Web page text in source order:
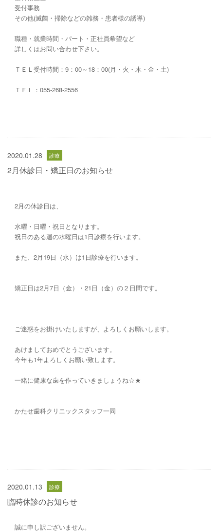
受付事務
その他(滅菌・掃除などの雑務・患者様の誘導)
職種・就業時間・パート・正社員希望など
詳しくはお問い合わせ下さい。
ＴＥＬ受付時間：9：00～18：00(月・火・木・金・土)
ＴＥＬ：055-268-2556
2020.01.28
2月休診日・矯正日のお知らせ
2月の休診日は、
水曜・日曜・祝日となります。
祝日のある週の水曜日は1日診療を行います。
また、2月19日（水）は1日診療を行います。
矯正日は2月7日（金）・21日（金）の２日間です。
ご迷惑をお掛けいたしますが、よろしくお願いします。
あけましておめでとうございます。
今年も1年よろしくお願い致します。
一緒に健康な歯を作っていきましょうね☆★
かたせ歯科クリニックスタッフ一同
2020.01.13
臨時休診のお知らせ
誠に申し訳ございません。